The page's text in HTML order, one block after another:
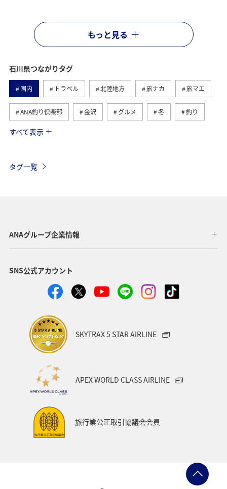
もっと見る
石川県つながりタグ
国内 トラベル 北陸地方 旅ナカ 旅マエ
ANA釣り倶楽部 金沢 グルメ 冬 釣り
夏 秋
群馬県 春 川 マダイ
すべて表示
タグ一覧
ANAグループ企業情報
SNS公式アカウント
SKYTRAX 5 STAR AIRLINE
APEX WORLD CLASS AIRLINE
旅行業公正取引協議会会員